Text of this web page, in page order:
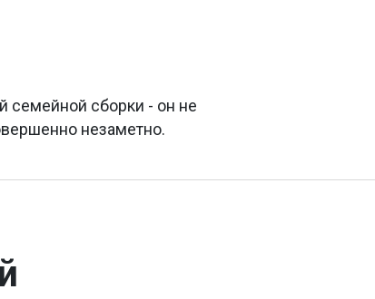
семейной сборки - он не
незаметно.